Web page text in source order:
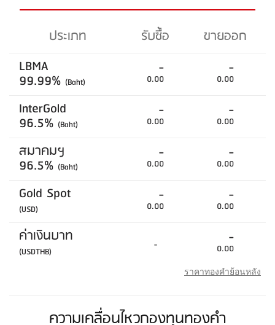
ประเภท รับซื้อ
ขายออก
LBMA
99.99% (Baht)
-
0.00
-
0.00
InterGold
96.5% (Baht)
-
0.00
-
0.00
สมาคมฯ
96.5% (Baht)
-
0.00
-
0.00
Gold Spot
(USD)
-
0.00
-
0.00
ค่าเงินบาท
(USDTHB) - -
0.00
ราคาทองคำย้อนหลัง
ความเคลื่อนไหวกองทุนทองคำ